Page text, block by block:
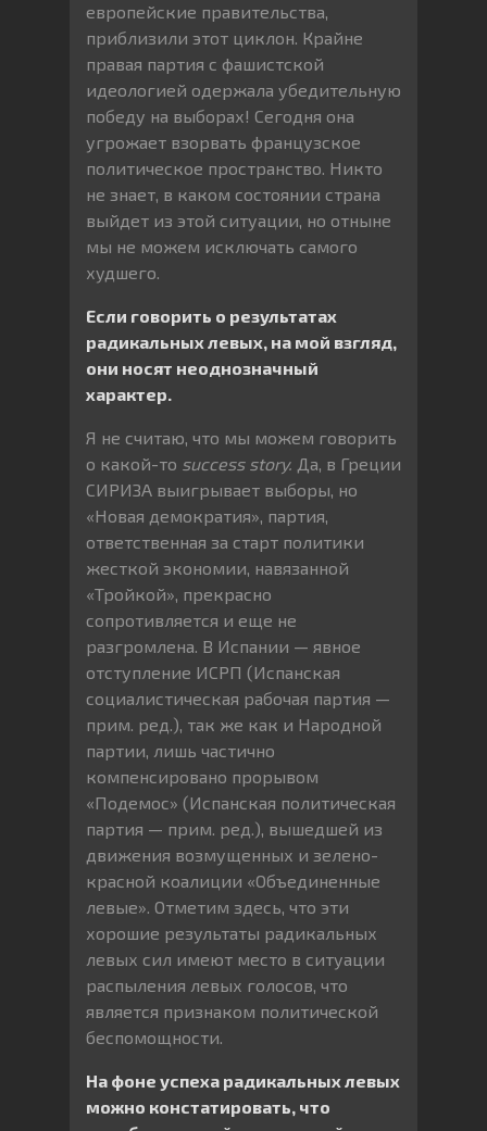
европейские правительства,
приблизили этот циклон. Крайне
правая партия с фашистской
идеологией одержала убедительную
победу на выборах! Сегодня она
угрожает взорвать французское
политическое пространство. Никто
не знает, в каком состоянии страна
выйдет из этой ситуации, но отныне
мы не можем исключать самого
худшего.
Если говорить о результатах
радикальных левых, на мой взгляд,
они носят неоднозначный
характер.
Я не считаю, что мы можем говорить
о какой-то success story. Да, в Греции
СИРИЗА выигрывает выборы, но
«Новая демократия», партия,
ответственная за старт политики
жесткой экономии, навязанной
«Тройкой», прекрасно
сопротивляется и еще не
разгромлена. В Испании — явное
отступление ИСРП (Испанская
социалистическая рабочая партия —
прим. ред.), так же как и Народной
партии, лишь частично
компенсировано прорывом
«Подемос» (Испанская политическая
партия — прим. ред.), вышедшей из
движения возмущенных и зелено-
красной коалиции «Объединенные
левые». Отметим здесь, что эти
хорошие результаты радикальных
левых сил имеют место в ситуации
распыления левых голосов, что
является признаком политической
беспомощности.
На фоне успеха радикальных левых
можно констатировать, что